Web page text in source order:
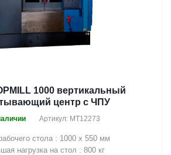
1000 вертикальный
центр с ЧПУ
Артикул: MT12273
стола : 1000 х 550 мм
нагрузка на стол : 800 кг